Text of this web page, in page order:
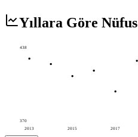
Yıllara Göre Nüfus
2013 2015 2017
438
370